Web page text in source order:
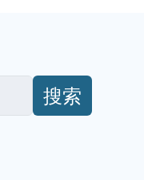
搜索